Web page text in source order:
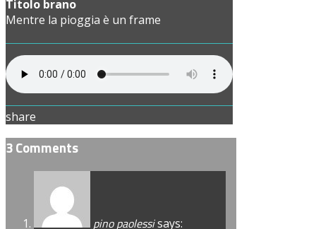
Titolo brano
Mentre la pioggia è un frame
share
3 Comments
pino paolessisays: